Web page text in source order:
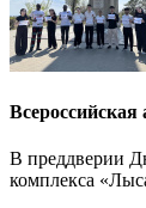
В преддверии
комплекса